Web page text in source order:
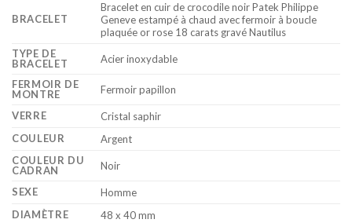
BRACELET
Bracelet en cuir de crocodile noir Patek Philippe
Geneve estampé à chaud avec fermoir à boucle
plaquée or rose 18 carats gravé Nautilus
TYPE DE
BRACELET
Acier inoxydable
FERMOIR DE
MONTRE
Fermoir papillon
VERRE
Cristal saphir
COULEUR
Argent
COULEUR DU
CADRAN
Noir
SEXE
Homme
DIAMÈTRE
48 x 40 mm